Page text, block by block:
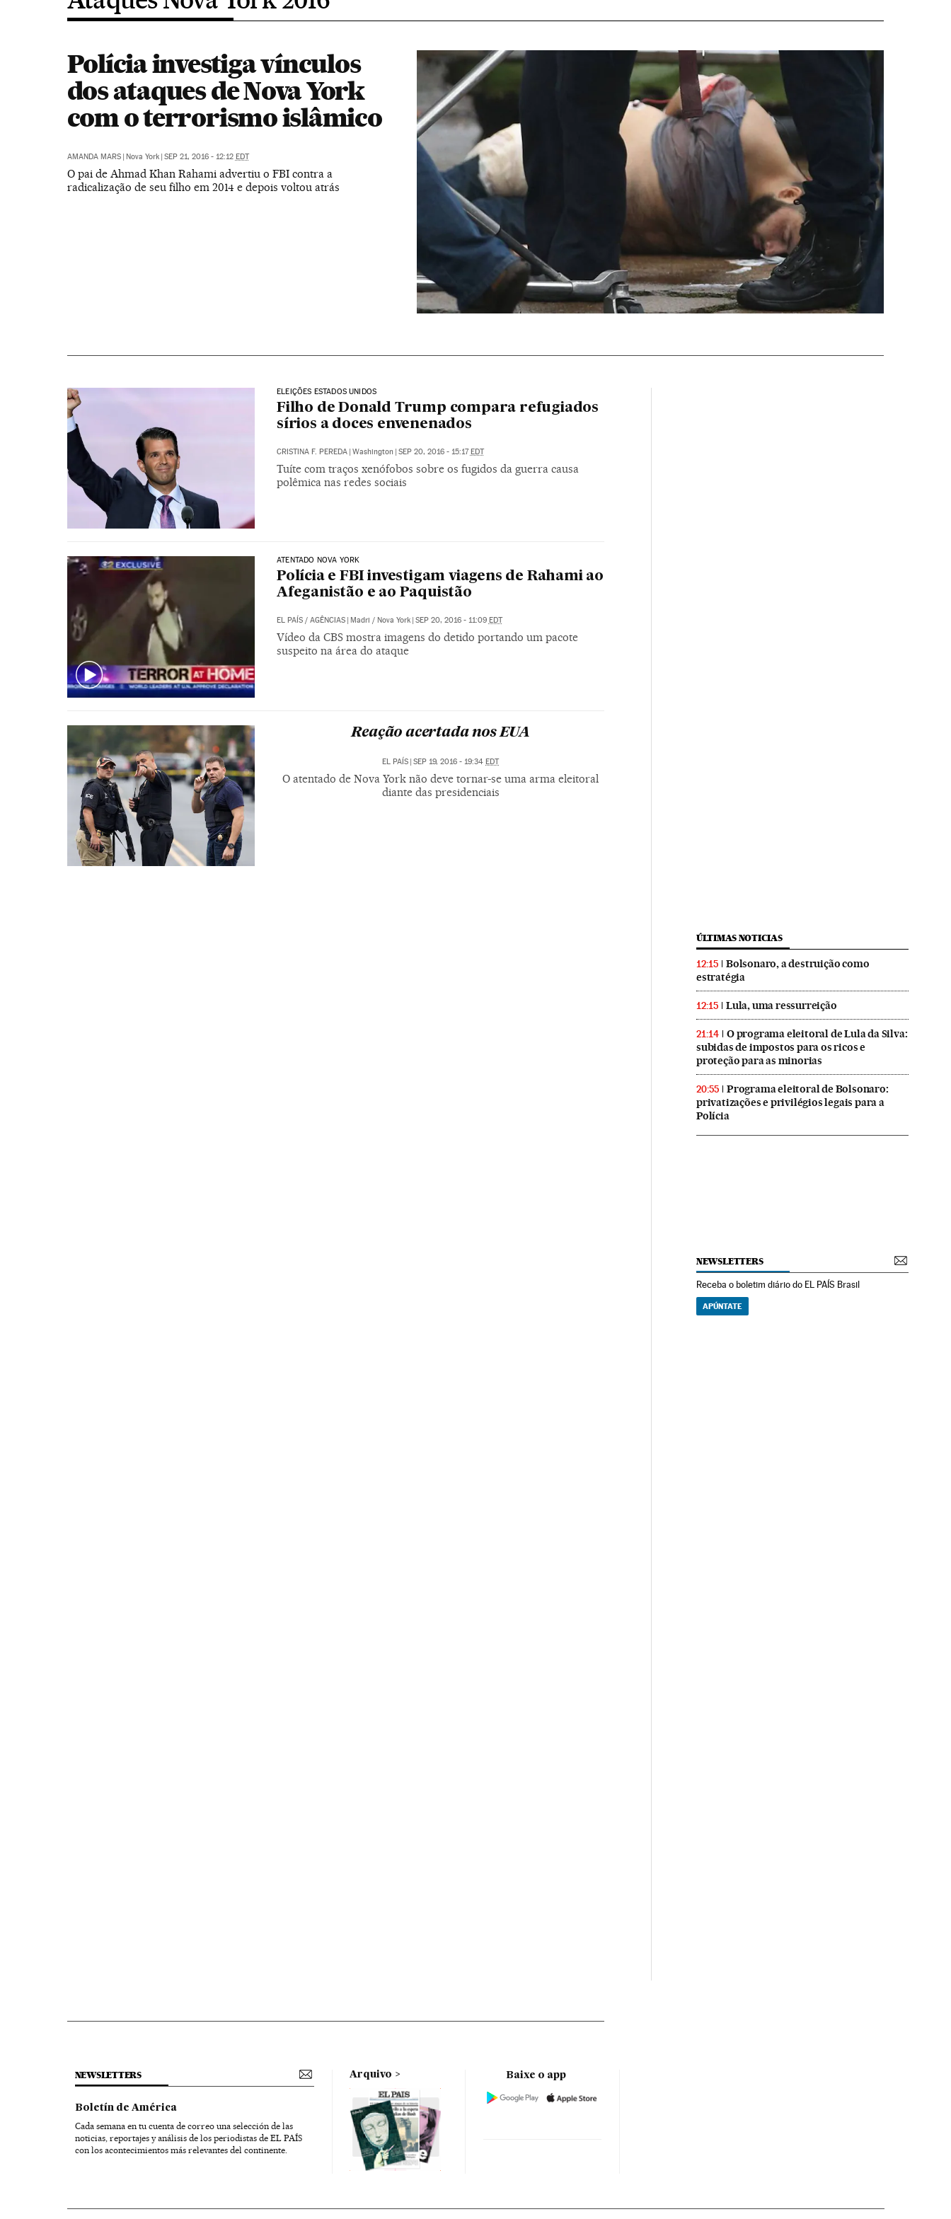
Polícia investiga vínculos
dos ataques de Nova York
com o terrorismo islâmico
AMANDA MARS | Nova York | SEP 21, 2016 - 12:12 EDT
O pai de Ahmad Khan Rahami advertiu o FBI contra a
radicalização de seu filho em 2014 e depois voltou atrás
ELEIÇÕES ESTADOS UNIDOS
Filho de Donald Trump compara refugiados
sírios a doces envenenados
CRISTINA F. PEREDA | Washington | SEP 20, 2016 - 15:17EDT
Tuíte com traços xenófobos sobre os fugidos da guerra causa
polêmica nas redes sociais
ATENTADO NOVA YORK
Polícia e FBI investigam viagens de Rahami ao
Afeganistão e ao Paquistão
EL PAÍS/ AGÊNCIAS Madri / Nova York SEP 20, 2016 - 11:09 EDT
Vídeo da CBS mostra imagens do detido portando um pacote
suspeito na área do ataque
Reação acertada nos EUA
EL PAÍS | SEP 19, 2016 - 19:34EDT
O atentado de Nova York não deve tornar-se uma arma eleitoral
diante das presidenciais
ÚLTIMAS NOTICIAS
12:15
Bolsonaro, a destruição como
estratégia
12:15 Lula, uma ressurreição
21:14
O programa eleitoral de Lula da Silva:
subidas de impostos para os ricos e
proteção para as minorias
20:55
Programa eleitoral de Bolsonaro:
privatizações e privilégios legais para a
Polícia
NEWSLETTERS
Receba o boletim diário do EL PAÍS Brasil
APÚNTATE
NEWSLETTERS
Boletín de América
Cada semana en tu cuenta de correo una selección de las
noticias, reportajes y análisis de los periodistas de EL PAÍS
con los acontecimientos más relevantes del continente.
Arquivo Baixe o app